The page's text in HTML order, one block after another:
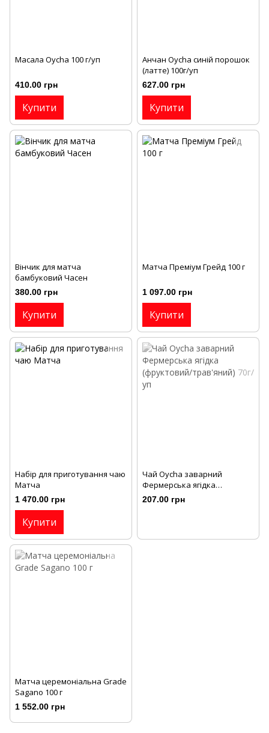
Масала Oycha 100 г/уп
410.00 грн
Купити
Анчан Oycha синій порошок
(латте) 100г/уп
627.00 грн
Купити
Вінчик для матча
бамбуковий Часен
380.00 грн
Купити
Матча Преміум Грейд 100 г
1 097.00 грн
Купити
Набір для приготування чаю
Матча
1 470.00 грн
Купити
Чай Oycha заварний
Фермерська ягідка
(фруктовий/трав'яний) 70г/
207.00 грн
Матча церемоніальна Grade
Sagano 100 г
1 552.00 грн